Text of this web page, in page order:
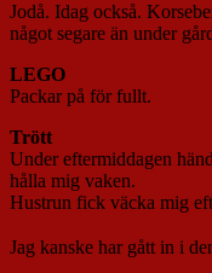
Jodå. Idag också.
något segare än under
LEGO
Packar på för fullt.
Trött
Under eftermiddagen
hålla mig vaken.
Hustrun fick väcka mig
Jag kanske har gått in i